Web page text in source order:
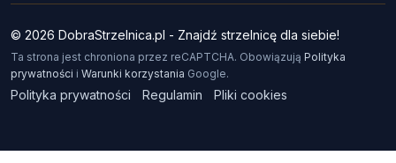
© 2026 DobraStrzelnica.pl - Znajdź strzelnicę dla siebie!
Ta strona jest chroniona przez reCAPTCHA. Obowiązują Polityka
prywatności i Warunki korzystania Google.
Polityka prywatności Regulamin Pliki cookies